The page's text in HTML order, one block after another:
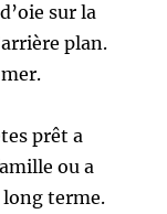
sur la
plan.
prêt a
ou a
long terme.